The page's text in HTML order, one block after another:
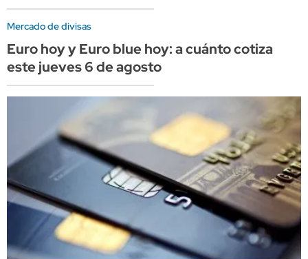
Mercado de divisas
Euro hoy y Euro blue hoy: a cuánto cotiza
este jueves 6 de agosto